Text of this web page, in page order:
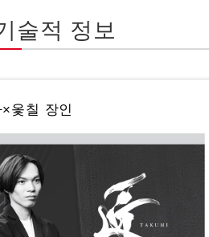
술적 정보
옻칠 장인